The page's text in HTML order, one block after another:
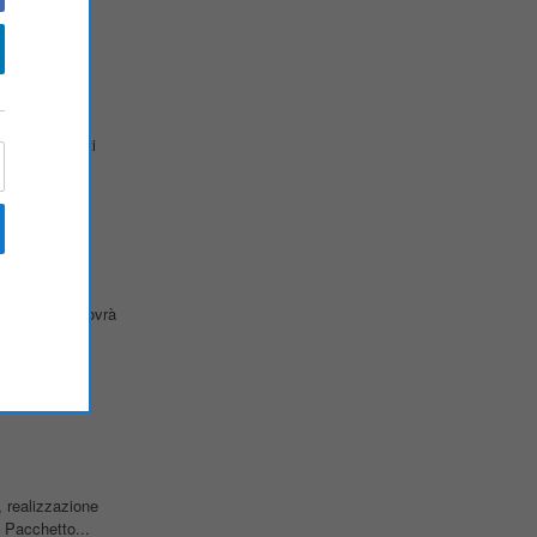
ed elaborati
ricercata dovrà
realizzazione